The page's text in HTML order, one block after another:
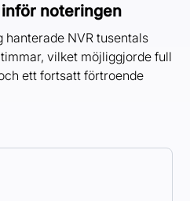
noteringen
hanterade NVR tusentals
vilket möjliggjorde full
ett fortsatt förtroende